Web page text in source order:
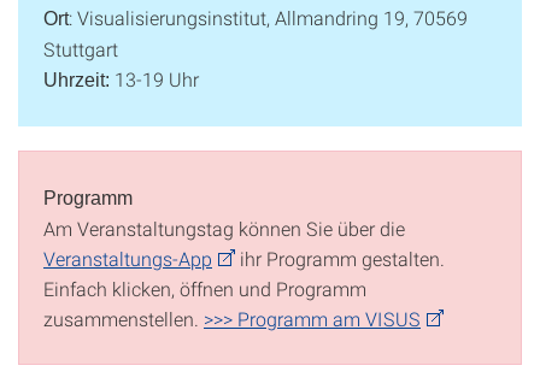
Ort: Visualisierungsinstitut, Allmandring 19, 70569
Stuttgart
Uhrzeit: 13-19 Uhr
Programm
Am Veranstaltungstag können Sie über die
Veranstaltungs-App
ihr Programm gestalten.
Einfach klicken, öffnen und Programm
zusammenstellen. >>> Programm am VISUS